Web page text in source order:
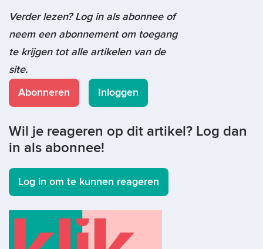
Verder lezen? Log in als abonnee of
neem een abonnement om toegang
te krijgen tot alle artikelen van de
site.
Abonneren
Inloggen
Wil je reageren op dit artikel? Log dan
in als abonnee!
Log in om te kunnen reageren